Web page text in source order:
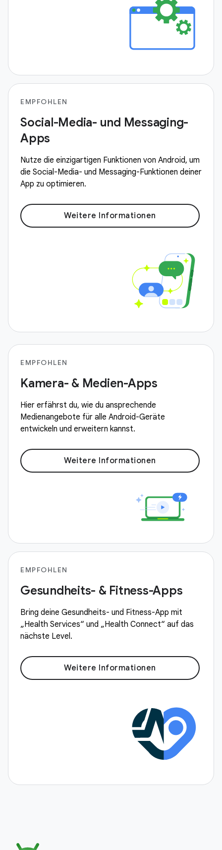
EMPFOHLEN
Social-Media- und Messaging-
Apps
Nutze die einzigartigen Funktionen von Android, um
die Social-Media- und Messaging-Funktionen deiner
App zu optimieren.
Weitere Informationen
EMPFOHLEN
Kamera- & Medien-Apps
Hier erfährst du, wie du ansprechende
Medienangebote für alle Android-Geräte
entwickeln und erweitern kannst.
Weitere Informationen
EMPFOHLEN
Gesundheits- & Fitness-Apps
Bring deine Gesundheits- und Fitness-App mit
„Health Services“ und „Health Connect“ auf das
nächste Level.
Weitere Informationen